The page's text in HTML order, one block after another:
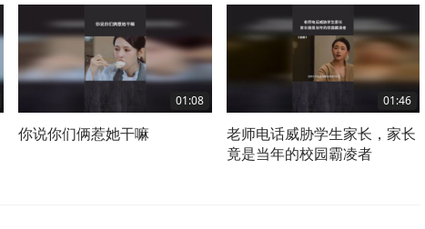
01:08
你说你们俩惹她干嘛
01:46
老师电话威胁学生家长，家长
竟是当年的校园霸凌者